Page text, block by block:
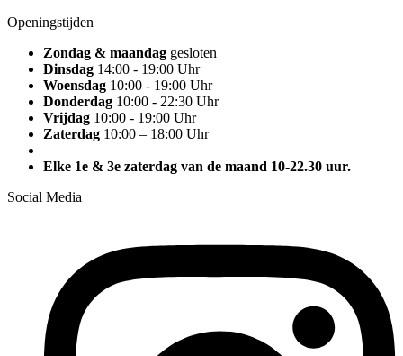
Openingstijden
Zondag & maandag gesloten
Dinsdag 14:00 - 19:00 Uhr
Woensdag 10:00 - 19:00 Uhr
Donderdag 10:00 - 22:30 Uhr
Vrijdag 10:00 - 19:00 Uhr
Zaterdag 10:00 – 18:00 Uhr
Elke 1e & 3e zaterdag van de maand 10-22.30 uur.
Social Media